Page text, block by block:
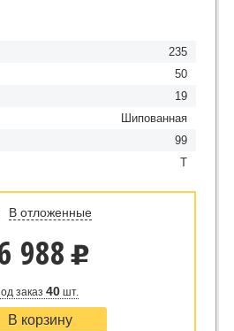
235
50
19
Шипованная
99
T
В отложенные
988 u
заказ 40шт.